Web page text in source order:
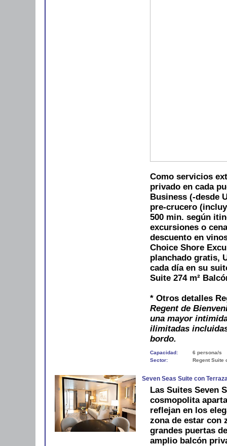
Como servicios
privado en cada
Business (-desde
pre-crucero
500 min. según
excursiones o
descuento en
Choice Shore
planchado gratis,
cada día en su
Suite 274 m²
* Otros detalles
Regent de
una mayor
ilimitadas
bordo.
Capacidad:
6 persona/s
Sector:
Regent Suite
Seven Seas Suite con
Las Suites Seven
cosmopolita
reflejan en los
zona de estar con
grandes puertas
amplio balcón